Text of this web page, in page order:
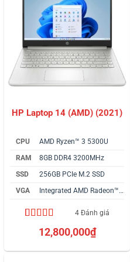
HP Laptop 14 (AMD) (2021)
CPU
AMD Ryzen™ 3 5300U
RAM
8GB DDR4 3200MHz
SSD
256GB PCIe M.2 SSD
VGA
Integrated AMD Radeon™ Graphics
5.00trên 5
dựa trên
4 Đánh giá
12,800,000₫